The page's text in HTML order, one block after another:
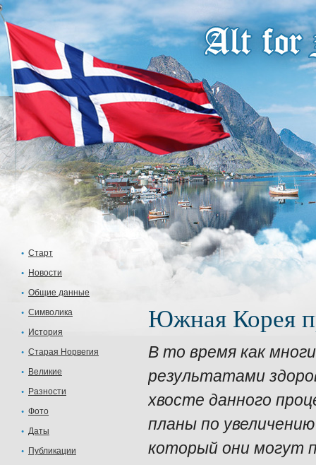
Старт
Новости
Общие данные
Символика
История
Старая Норвегия
Великие
Разности
Фото
Даты
Публикации
Южная Корея
В то время как
результатами
хвосте данного
планы по
который они могут